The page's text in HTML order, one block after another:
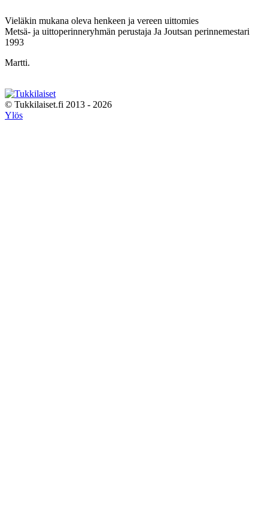
Vieläkin mukana oleva henkeen ja vereen uittomies
Metsä- ja uittoperinneryhmän perustaja Ja Joutsan perinnemestari
1993
Martti.
© Tukkilaiset.fi 2013 - 2026
Ylös